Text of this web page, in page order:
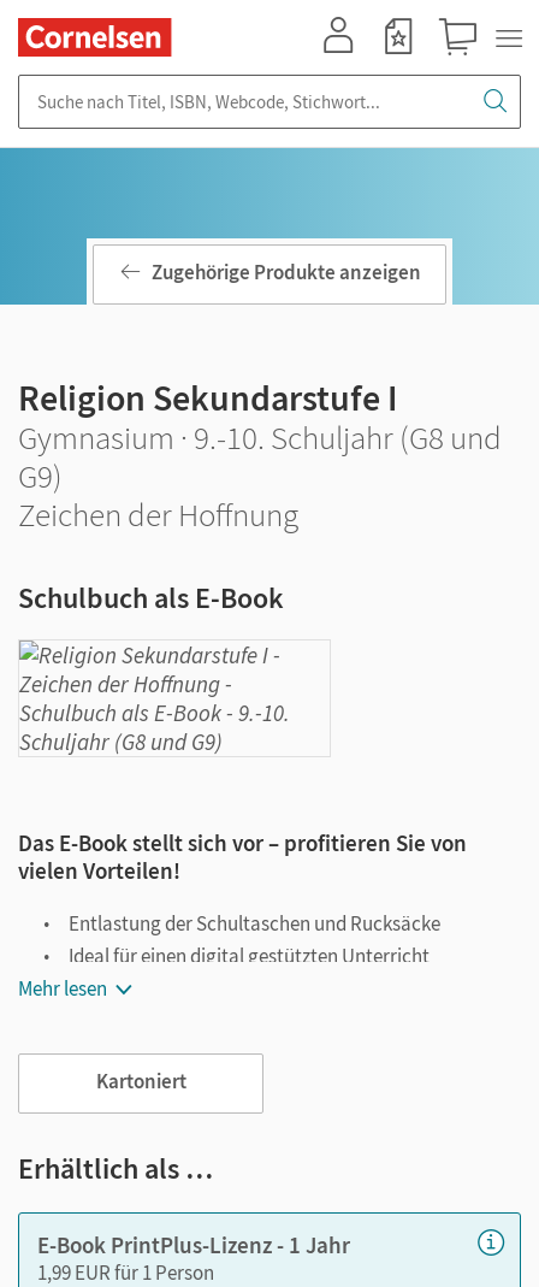
Zugehörige Produkte anzeigen
Religion Sekundarstufe I
Gymnasium · 9.-10. Schuljahr (G8 und
G9)
Zeichen der Hoffnung
Schulbuch als E-Book
Das E-Book stellt sich vor – profitieren Sie von
vielen Vorteilen!
Entlastung der Schultaschen und Rucksäcke
Ideal für einen digital gestützten Unterricht
Notiz- und Markierungsmöglichkeit
Viele digitale Funktionen unterstützen das Lehren und
Lernen:
Notizen erstellen
Lesezeichen hinzufügen
Mehr lesen
Kartoniert
Erhältlich als …
E-Book PrintPlus-Lizenz - 1 Jahr
1,99 EUR für 1 Person